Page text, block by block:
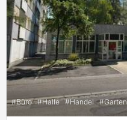
#Büro #Halle #Handel #Garten